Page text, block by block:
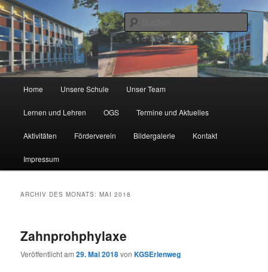
Zum
primären
Inhalt
springen
Zum
sekundären
Inhalt
springenKGS Erlenweg
Städtische Katholische Grundschule
Home Unsere Schule Unser Team
Lernen und Lehren OGS Termine und Aktuelles
Aktivitäten Förderverein Bildergalerie Kontakt
Impressum
ARCHIV DES MONATS:MAI 2018
Zahnprohphylaxe
Veröffentlicht am29. Mai 2018vonKGSErlenweg